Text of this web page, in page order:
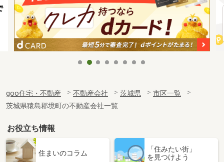
goo住宅・不動産 不動産会社 茨城県
市区一覧
茨城県猿島郡境町の不動産会社一覧
お役立ち情報
住まいのコラム
「住みたい街」
を見つけよう